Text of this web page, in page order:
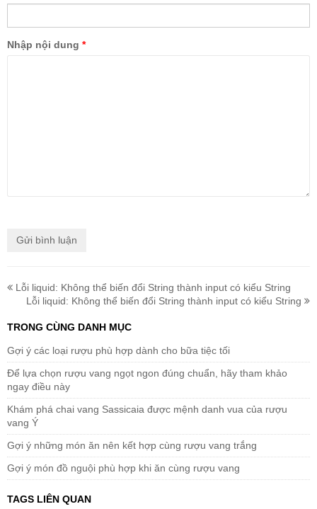
Nhập nội dung *
Lỗi liquid: Không thể biến đổi String thành input có kiểu String
Lỗi liquid: Không thể biến đổi String thành input có kiểu String
TRONG CÙNG DANH MỤC
Gợi ý các loại rượu phù hợp dành cho bữa tiệc tối
Để lựa chọn rượu vang ngọt ngon đúng chuẩn, hãy tham khảo
ngay điều này
Khám phá chai vang Sassicaia được mệnh danh vua của rượu
vang Ý
Gợi ý những món ăn nên kết hợp cùng rượu vang trắng
Gợi ý món đồ nguội phù hợp khi ăn cùng rượu vang
TAGS LIÊN QUAN